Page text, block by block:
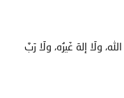
ولَا إلهَ غَيرُه، ولَا رَبَّ